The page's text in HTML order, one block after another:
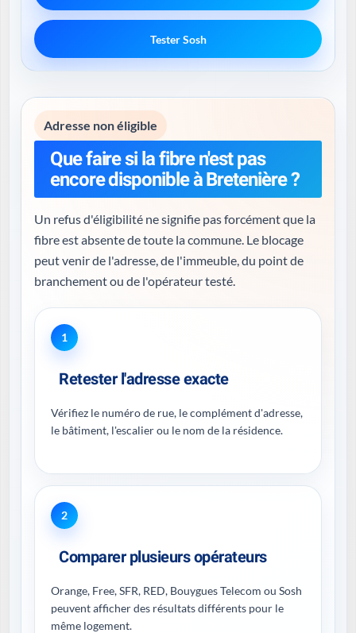
Tester Sosh
Adresse non éligible
Que faire si la fibre n'est pas
encore disponible à Bretenière ?
Un refus d'éligibilité ne signifie pas forcément que la
fibre est absente de toute la commune. Le blocage
peut venir de l'adresse, de l'immeuble, du point de
branchement ou de l'opérateur testé.
1
Retester l'adresse exacte
Vérifiez le numéro de rue, le complément d'adresse,
le bâtiment, l'escalier ou le nom de la résidence.
2
Comparer plusieurs opérateurs
Orange, Free, SFR, RED, Bouygues Telecom ou Sosh
peuvent afficher des résultats différents pour le
même logement.